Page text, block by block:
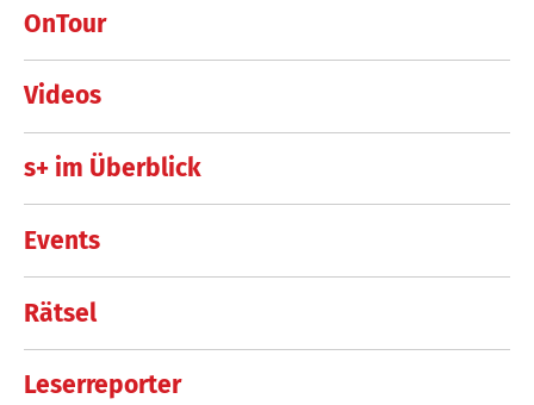
OnTour
Videos
s+ im Überblick
Events
Rätsel
Leserreporter